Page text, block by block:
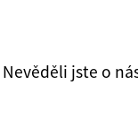
Nevěděli jste o